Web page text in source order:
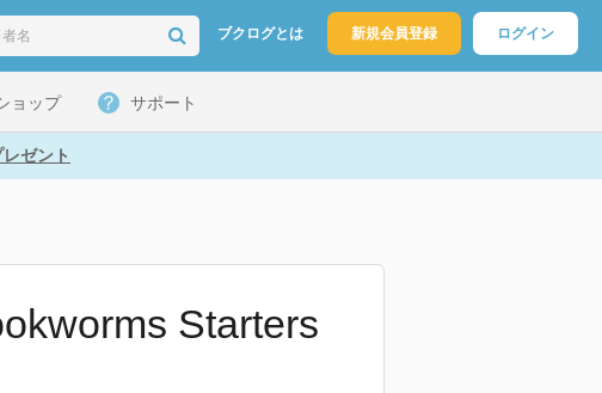
ブクログとは 新規会員登録 ログイン
ョップ サポート
ゼント
Starters